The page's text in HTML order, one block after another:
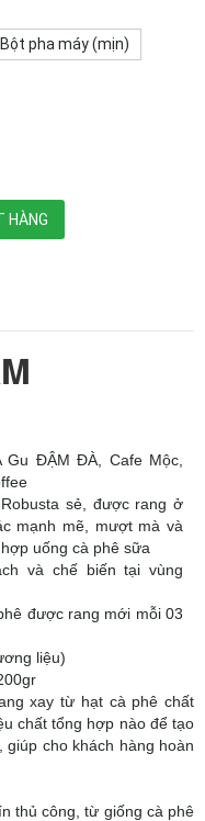
Bột pha máy (mịn)
HÀNG
Gu ĐẬM ĐÀ, Cafe Mộc,
sẻ, được rang ở
mạnh mẽ, mượt mà và
uống cà phê sữa
và chế biến tại vùng
được rang mới mỗi 03
liệu)
xay từ hạt cà phê chất
chất tổng hợp nào để tạo
cho khách hàng hoàn
công, từ giống cà phê